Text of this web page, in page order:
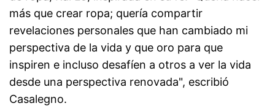
más que crear ropa; quería compartir
revelaciones personales que han cambiado mi
perspectiva de la vida y que oro para que
inspiren e incluso desafíen a otros a ver la vida
desde una perspectiva renovada", escribió
Casalegno.